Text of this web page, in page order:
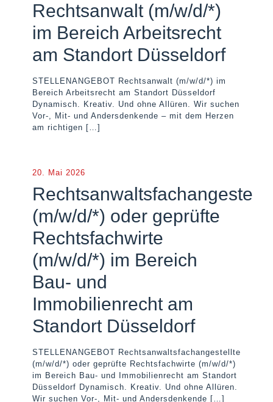
Rechtsanwalt (m/w/d/*)
im Bereich Arbeitsrecht
am Standort Düsseldorf
STELLENANGEBOT Rechtsanwalt (m/w/d/*) im
Bereich Arbeitsrecht am Standort Düsseldorf
Dynamisch. Kreativ. Und ohne Allüren. Wir suchen
Vor-, Mit- und Andersdenkende – mit dem Herzen
am richtigen […]
20. Mai 2026
(m/w/d/*) oder geprüfte
Rechtsfachwirte
(m/w/d/*) im Bereich
Bau- und
Immobilienrecht am
Standort Düsseldorf
STELLENANGEBOT Rechtsanwaltsfachangestellte
(m/w/d/*) oder geprüfte Rechtsfachwirte (m/w/d/*)
im Bereich Bau- und Immobilienrecht am Standort
Düsseldorf Dynamisch. Kreativ. Und ohne Allüren.
Wir suchen Vor-, Mit- und Andersdenkende […]